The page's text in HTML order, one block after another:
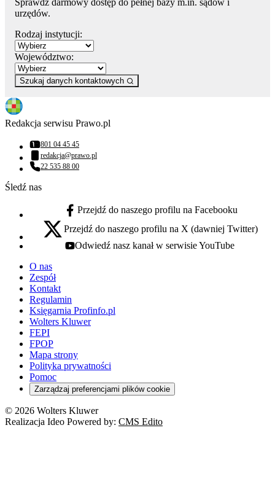
Sprawdź darmowy dostęp do pełnej bazy m.in. sądów i
urzędów.
Rodzaj instytucji:
Województwo:
Szukaj danych kontaktowych
Redakcja serwisu Prawo.pl
Numer telefonu:
801 04 45 45
Adres email:
redakcja@prawo.pl
Numer telefonu:
22 535 88 00
Śledź nas
facebook - otwiera się w nowej karcie
Przejdź do naszego profilu na Facebooku
x - otwiera się w nowej karcie
Przejdź do naszego profilu na X (dawniej Twitter)
youtube - otwiera się w nowej karcie
Odwiedź nasz kanał w serwisie YouTube
O nas
Zespół
Kontakt
Regulamin
Księgarnia Profinfo.pl
Wolters Kluwer
FEPI
FPOP
Mapa strony
Polityka prywatności
Pomoc
Zarządzaj preferencjami plików cookie
© 2026 Wolters Kluwer
Realizacja Ideo Powered by: CMS Edito